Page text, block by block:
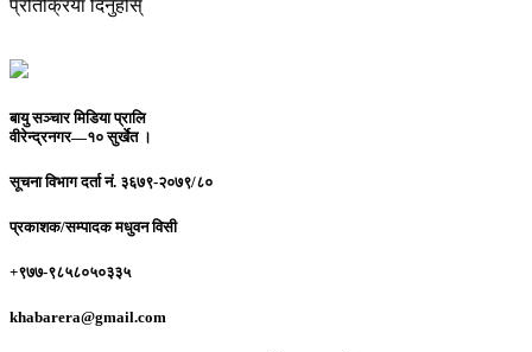
प्रतिक्रिया दिनुहोस्
बायु सञ्चार मिडिया प्रालि
वीरेन्द्रनगर—१० सुर्खेत ।
सूचना विभाग दर्ता नं. ३६७९-२०७९/८०
प्रकाशक/सम्पादकमधुवन विसी
+९७७-९८५८०५०३३५
khabarera@gmail.com